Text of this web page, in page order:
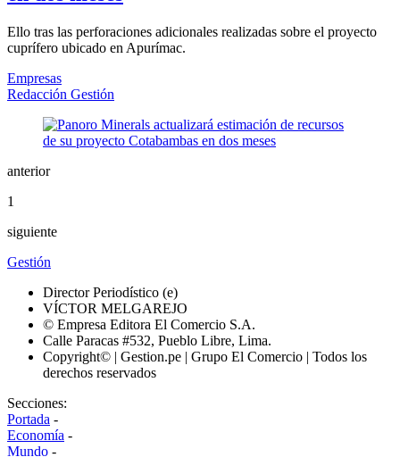
Ello tras las perforaciones adicionales realizadas sobre el proyecto
cuprífero ubicado en Apurímac.
Empresas
Redacción Gestión
anterior
1
siguiente
Gestión
Director Periodístico (e)
VÍCTOR MELGAREJO
© Empresa Editora El Comercio S.A.
Calle Paracas #532, Pueblo Libre, Lima.
Copyright© | Gestion.pe | Grupo El Comercio | Todos los
derechos reservados
Secciones:
Portada -
Economía -
Mundo -